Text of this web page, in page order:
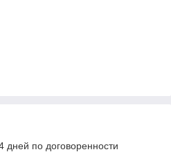
дней по договоренности